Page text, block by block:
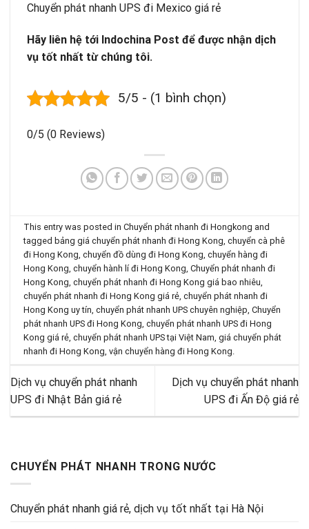
Chuyển phát nhanh UPS đi Mexico giá rẻ
Hãy liên hệ tới Indochina Post để được nhận dịch
vụ tốt nhất từ chúng tôi.
5/5 - (1 bình chọn)
0/5 (0 Reviews)
This entry was posted inChuyển phát nhanh đi Hongkong and
tagged bảng giá chuyển phát nhanh đi Hong Kong,chuyển cà phê
đi Hong Kong,chuyển đồ dùng đi Hong Kong,chuyển hàng đi
Hong Kong,chuyển hành lí đi Hong Kong,Chuyển phát nhanh đi
Hong Kong,chuyển phát nhanh đi Hong Kong giá bao nhiêu,
chuyển phát nhanh đi Hong Kong giá rẻ,chuyển phát nhanh đi
Hong Kong uy tín,chuyển phát nhanh UPS chuyên nghiệp,Chuyển
phát nhanh UPS đi Hong Kong,chuyển phát nhanh UPS đi Hong
Kong giá rẻ,chuyển phát nhanh UPS tại Việt Nam,giá chuyển phát
nhanh đi Hong Kong,vận chuyển hàng đi Hong Kong.
Dịch vụ chuyển phát nhanh
UPS đi Nhật Bản giá rẻ
Dịch vụ chuyển phát nhanh
UPS đi Ấn Độ giá rẻ
CHUYỂN PHÁT NHANH TRONG NƯỚC
Chuyển phát nhanh giá rẻ, dịch vụ tốt nhất tại Hà Nội